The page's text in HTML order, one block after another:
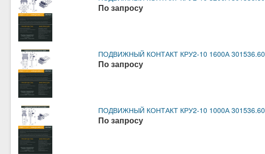
По запросу
ПОДВИЖНЫЙ КОНТАКТ КРУ2-10 1600А
По запросу
ПОДВИЖНЫЙ КОНТАКТ КРУ2-10 1000А
По запросу